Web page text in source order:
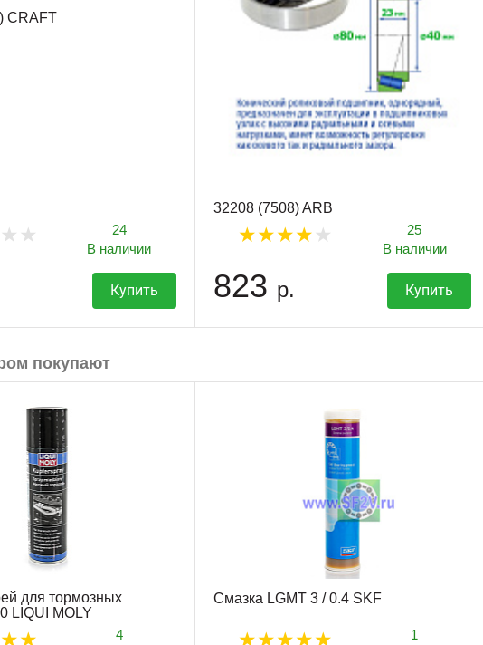
CRAFT
24
В наличии
Купить
32208 (7508) ARB
25
В наличии
823 р. Купить
покупают
для тормозных
LIQUI MOLY
4
Смазка LGMT 3 / 0.4 SKF
1